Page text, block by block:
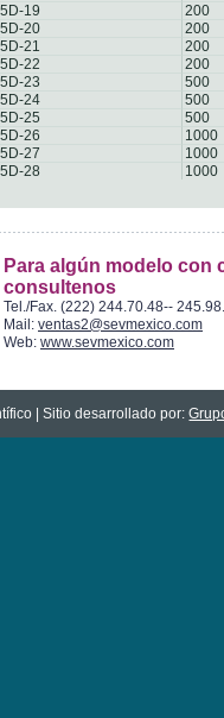
19
200
20
200
21
200
22
200
23
500
24
500
25
500
26
1000
27
1000
28
1000
Para algún modelo con
consultenos
Tel./Fax. (222) 244.70.48--
Mail: ventas2@sevmexico.com
Web: www.sevmexico.com
| Sitio desarrollado por: